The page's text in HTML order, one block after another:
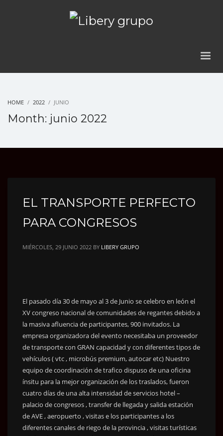
HOME 2022 JUNIO
Month: junio 2022
EL TRANSPORTE PERFECTO
PARA CONGRESOS
MIÉRCOLES, 29 JUNIO 2022 BY LIBERY GRUPO
El pasado día 30 de mayo al 3 de Junio se celebro en león el
XV congreso nacional de comunidades de regantes debido a
la masiva afluencia de participantes, 900 invitados. La
empresa organizadora del evento necesitaba un proveedor
de transporte con GRAN capacidad y con diferentes tipos de
vehículos ( vtc , microbús premium, autocar etc) Nuestro
equipo de coordinación de trafico dispuso de una oficina
ínsitu para la mejor organización de los traslados, fueron
cuatro días de una alta intensidad de servicios hotel –
palacio de congresos , transfer de llegada y salida estación
de AVE , aeropuerto , visitas e los participantes a los
diferentes canales de riego de la provincia , visitas turísticas